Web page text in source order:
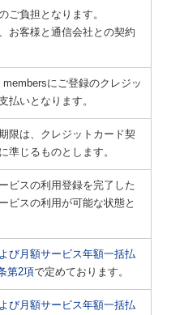
ご負担となります。
お客様と通信会社との契約
にご登録のクレジッ
払いとなります。
限は、クレジットカード契
準じるものとします。
ビスの利用登録を完了した
ビスの利用が可能な状態と
び月額サービス年額一括払
第2項で定めております。
び月額サービス年額一括払